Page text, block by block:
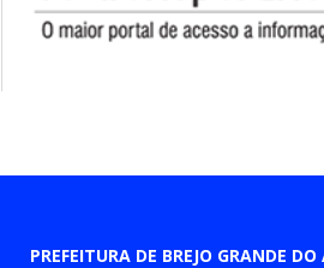
PREFEITURA DE BREJO GRANDE